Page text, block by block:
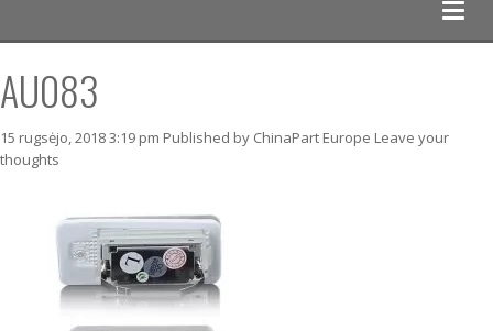
AU083
15 rugsėjo, 2018 3:19 pm Published by ChinaPart Europe Leave your
thoughts